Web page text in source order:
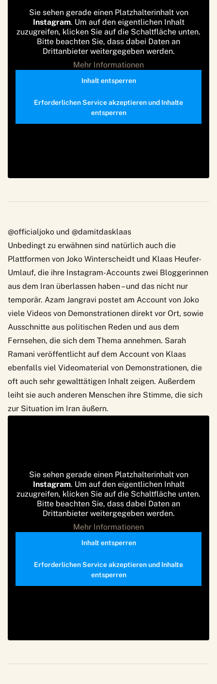
Sie sehen gerade einen Platzhalterinhalt von
Instagram. Um auf den eigentlichen Inhalt
zuzugreifen, klicken Sie auf die Schaltfläche unten.
Bitte beachten Sie, dass dabei Daten an
Drittanbieter weitergegeben werden.
Mehr Informationen
Inhalt entsperren
Erforderlichen Service akzeptieren und Inhalte
entsperren
@officialjoko und @damitdasklaas
Unbedingt zu erwähnen sind natürlich auch die
Plattformen von Joko Winterscheidt und Klaas Heufer-
Umlauf, die ihre Instagram-Accounts zwei Bloggerinnen
aus dem Iran überlassen haben – und das nicht nur
temporär. Azam Jangravi postet am Account von Joko
viele Videos von Demonstrationen direkt vor Ort, sowie
Ausschnitte aus politischen Reden und aus dem
Fernsehen, die sich dem Thema annehmen. Sarah
Ramani veröffentlicht auf dem Account von Klaas
ebenfalls viel Videomaterial von Demonstrationen, die
oft auch sehr gewalttätigen Inhalt zeigen. Außerdem
leiht sie auch anderen Menschen ihre Stimme, die sich
zur Situation im Iran äußern.
Sie sehen gerade einen Platzhalterinhalt von
Instagram. Um auf den eigentlichen Inhalt
zuzugreifen, klicken Sie auf die Schaltfläche unten.
Bitte beachten Sie, dass dabei Daten an
Drittanbieter weitergegeben werden.
Mehr Informationen
Inhalt entsperren
Erforderlichen Service akzeptieren und Inhalte
entsperren